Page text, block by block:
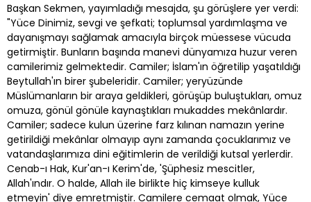
Başkan Sekmen, yayımladığı mesajda, şu görüşlere yer verdi:
"Yüce Dinimiz, sevgi ve şefkati; toplumsal yardımlaşma ve
dayanışmayı sağlamak amacıyla birçok müessese vücuda
getirmiştir. Bunların başında manevi dünyamıza huzur veren
camilerimiz gelmektedir. Camiler; İslam'ın öğretilip yaşatıldığı
Beytullah'ın birer şubeleridir. Camiler; yeryüzünde
Müslümanların bir araya geldikleri, görüşüp buluştukları, omuz
omuza, gönül gönüle kaynaştıkları mukaddes mekânlardır.
Camiler; sadece kulun üzerine farz kılınan namazın yerine
getirildiği mekânlar olmayıp aynı zamanda çocuklarımız ve
vatandaşlarımıza dini eğitimlerin de verildiği kutsal yerlerdir.
Cenab-ı Hak, Kur'an-ı Kerim'de, 'Şüphesiz mescitler,
Allah'ındır. O halde, Allah ile birlikte hiç kimseye kulluk
etmeyin' diye emretmiştir. Camilere cemaat olmak, Yüce